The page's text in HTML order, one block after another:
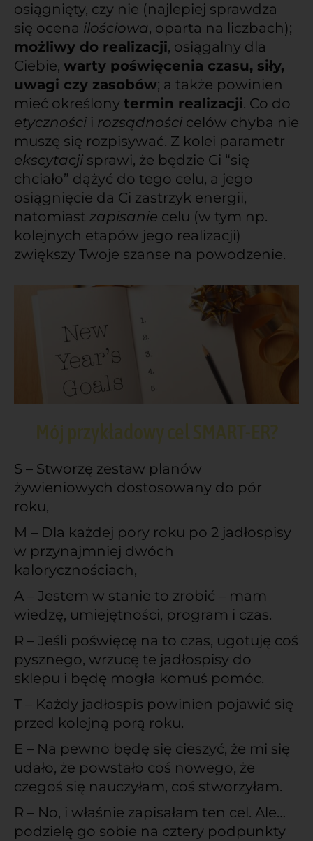
osiągnięty, czy nie (najlepiej sprawdza
się ocena ilościowa, oparta na liczbach);
możliwy do realizacji, osiągalny dla
Ciebie, warty poświęcenia czasu, siły,
uwagi czy zasobów; a także powinien
mieć określony termin realizacji. Co do
etyczności i rozsądności celów chyba nie
muszę się rozpisywać. Z kolei parametr
ekscytacji sprawi, że będzie Ci “się
chciało” dążyć do tego celu, a jego
osiągnięcie da Ci zastrzyk energii,
natomiast zapisanie celu (w tym np.
kolejnych etapów jego realizacji)
zwiększy Twoje szanse na powodzenie.
Mój przykładowy cel SMART-ER?
S – Stworzę zestaw planów
żywieniowych dostosowany do pór
roku,
M – Dla każdej pory roku po 2 jadłospisy
w przynajmniej dwóch
kalorycznościach,
A – Jestem w stanie to zrobić – mam
wiedzę, umiejętności, program i czas.
R – Jeśli poświęcę na to czas, ugotuję coś
pysznego, wrzucę te jadłospisy do
sklepu i będę mogła komuś pomóc.
T – Każdy jadłospis powinien pojawić się
przed kolejną porą roku.
E – Na pewno będę się cieszyć, że mi się
udało, że powstało coś nowego, że
czegoś się nauczyłam, coś stworzyłam.
R – No, i właśnie zapisałam ten cel. Ale…
podzielę go sobie na cztery podpunkty